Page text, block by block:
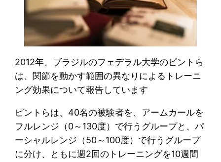
2012年、ブラジルのフェデラル大学のピントら
は、関節を動かす範囲の異なりによるトレーニ
ング効果について報告しています
ピントらは、40名の被験者を、アームカールを
フルレンジ（0～130度）で行うグループと、パ
ーシャルレンジ（50～100度）で行うグループ
に分け、ともに週2回のトレーニングを10週間